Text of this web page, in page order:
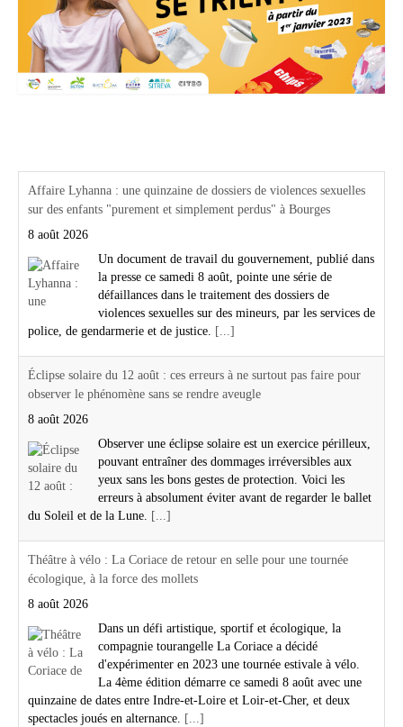
Affaire Lyhanna : une quinzaine de dossiers de violences sexuelles
sur des enfants "purement et simplement perdus" à Bourges
8 août 2026
Un document de travail du gouvernement, publié dans
la presse ce samedi 8 août, pointe une série de
défaillances dans le traitement des dossiers de
violences sexuelles sur des mineurs, par les services de
police, de gendarmerie et de justice. [...]
Éclipse solaire du 12 août : ces erreurs à ne surtout pas faire pour
observer le phénomène sans se rendre aveugle
8 août 2026
Observer une éclipse solaire est un exercice périlleux,
pouvant entraîner des dommages irréversibles aux
yeux sans les bons gestes de protection. Voici les
erreurs à absolument éviter avant de regarder le ballet
du Soleil et de la Lune. [...]
Théâtre à vélo : La Coriace de retour en selle pour une tournée
écologique, à la force des mollets
8 août 2026
Dans un défi artistique, sportif et écologique, la
compagnie tourangelle La Coriace a décidé
d'expérimenter en 2023 une tournée estivale à vélo.
La 4ème édition démarre ce samedi 8 août avec une
quinzaine de dates entre Indre-et-Loire et Loir-et-Cher, et deux
spectacles joués en alternance. [...]